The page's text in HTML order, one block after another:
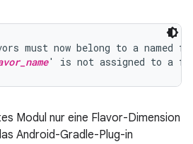
must now belong to a named
Modul nur eine Flavor-Dimension
Android-Gradle-Plug-in